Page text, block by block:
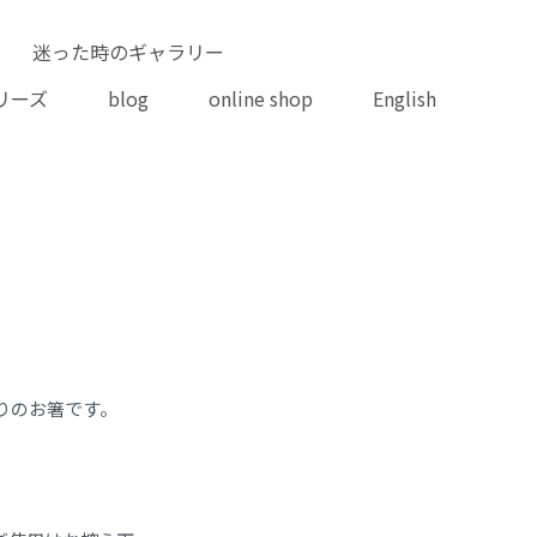
迷った時のギャラリー
ーズ
blog online shop English
お箸です。